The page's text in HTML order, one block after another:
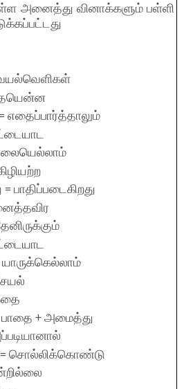
அனைத்து வினாக்களும் பள்ளி
எதைப்பார்த்தாலும்
= பாதிப்படைகிறது
யாருக்கெல்லாம்
+ அமைத்து
சொல்லிக்கொண்டு